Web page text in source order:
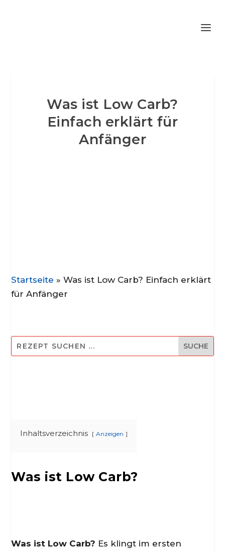
Was ist Low Carb?
Einfach erklärt für
Anfänger
Startseite »Was ist Low Carb? Einfach erklärt
für Anfänger
Inhaltsverzeichnis Anzeigen
Was ist Low Carb?
Was ist Low Carb? Es klingt im ersten